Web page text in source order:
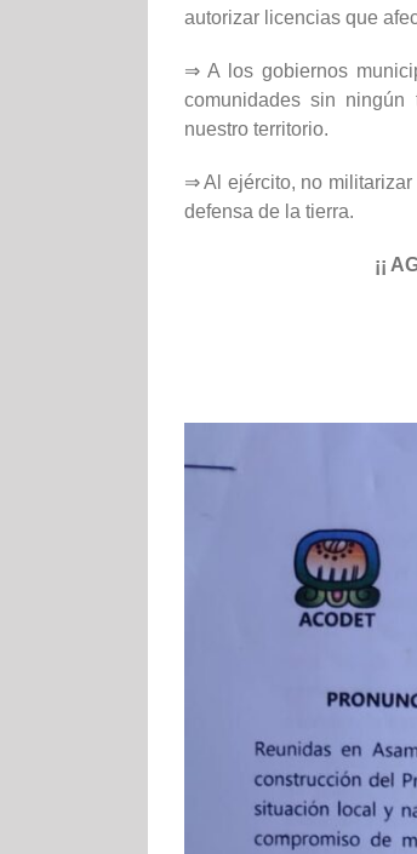
autorizar licencias que
⇒ A los gobiernos
comunidades sin
nuestro territorio.
⇒ Al ejército, no
defensa de la tierra.
¡¡